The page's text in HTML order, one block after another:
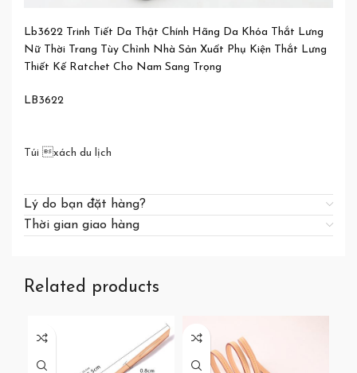
Lb3622 Trinh Tiết Da Thật Chính Hãng Da Khóa Thắt Lưng
Nữ Thời Trang Tùy Chỉnh Nhà Sản Xuất Phụ Kiện Thắt Lưng
Thiết Kế Ratchet Cho Nam Sang Trọng
LB3622
Túi xách du lịch
Lý do bạn đặt hàng?
Thời gian giao hàng
Related products